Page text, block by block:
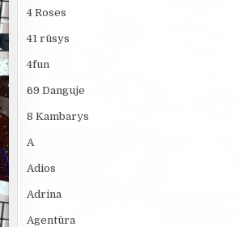
4 Roses
41 rūsys
4fun
69 Danguje
8 Kambarys
A
Adios
Adrina
Agentūra